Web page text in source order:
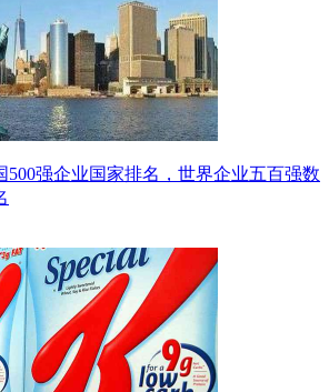
500强企业国家排名，世界企业五百强数